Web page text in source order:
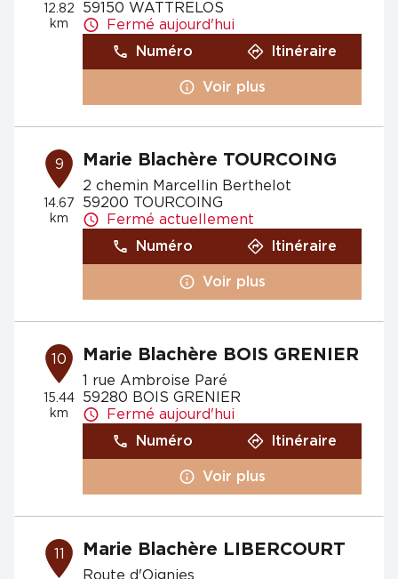
12.82
km
59150 WATTRELOS
Fermé aujourd'hui
Numéro
Itinéraire
Voir plus
9
14.67
km
Marie Blachère TOURCOING
2 chemin Marcellin Berthelot
59200 TOURCOING
Fermé actuellement
Numéro
Itinéraire
Voir plus
10
15.44
km
Marie Blachère BOIS GRENIER
1 rue Ambroise Paré
59280 BOIS GRENIER
Fermé aujourd'hui
Numéro
Itinéraire
Voir plus
11 Marie Blachère LIBERCOURT
Route d'Oignies